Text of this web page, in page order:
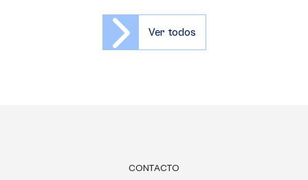
Ver todos
CONTACTO